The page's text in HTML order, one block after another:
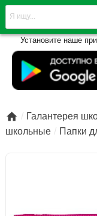
Установите наше
 Галантерея
школьные
Папки